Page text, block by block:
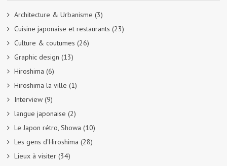
Architecture & Urbanisme (3)
Cuisine japonaise et restaurants (23)
Culture & coutumes (26)
Graphic design (13)
Hiroshima (6)
Hiroshima la ville (1)
Interview (9)
langue japonaise (2)
Le Japon rétro, Showa (10)
Les gens d'Hiroshima (28)
Lieux à visiter (34)